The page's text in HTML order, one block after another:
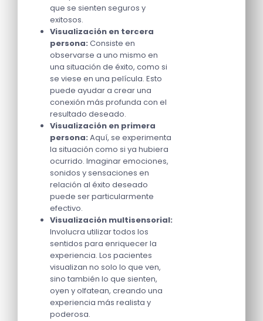
que se sienten seguros y
exitosos.
Visualización en tercera
persona: Consiste en
observarse a uno mismo en
una situación de éxito, como si
se viese en una película. Esto
puede ayudar a crear una
conexión más profunda con el
resultado deseado.
Visualización en primera
persona: Aquí, se experimenta
la situación como si ya hubiera
ocurrido. Imaginar emociones,
sonidos y sensaciones en
relación al éxito deseado
puede ser particularmente
efectivo.
Visualización multisensorial:
Involucra utilizar todos los
sentidos para enriquecer la
experiencia. Los pacientes
visualizan no solo lo que ven,
sino también lo que sienten,
oyen y olfatean, creando una
experiencia más realista y
poderosa.